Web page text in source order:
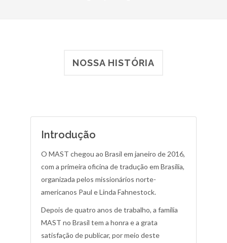
NOSSA HISTÓRIA
Introdução
O MAST chegou ao Brasil em janeiro de 2016,
com a primeira oficina de tradução em Brasília,
organizada pelos missionários norte-
americanos Paul e Linda Fahnestock.
Depois de quatro anos de trabalho, a família
MAST no Brasil tem a honra e a grata
satisfação de publicar, por meio deste